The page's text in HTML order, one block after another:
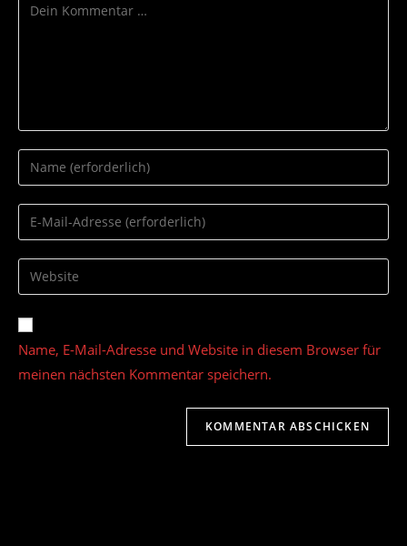
Kommentar
Gib
deinen
Namen
oder
zum
Kommentieren
ein
Gib
deine
E-
Mail-
zum
Kommentieren
ein
Gib
deine
Website-
URL
ein
(optional)
Name, E-Mail-Adresse und Website in diesem Browser für
meinen nächsten Kommentar speichern.